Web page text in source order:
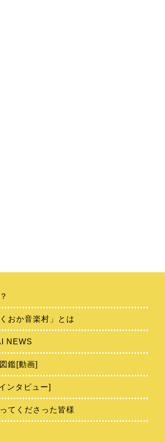
おか音楽村」とは
NEWS
鑑[動画]
ンタビュー]
てくださった皆様